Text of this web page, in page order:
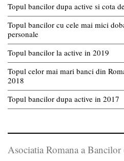
Topul bancilor dupa active si cota
Topul bancilor cu cele mai mici
personale
Topul bancilor la active in 2019
Topul celor mai mari banci din
2018
Topul bancilor dupa active in 2017
Asociatia Romana a